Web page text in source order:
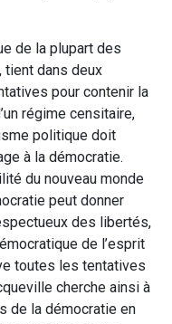
de la plupart des
tient dans deux
pour contenir la
régime censitaire,
politique doit
à la démocratie.
du nouveau monde
peut donner
des libertés,
de l’esprit
toutes les tentatives
cherche ainsi à
de la démocratie en